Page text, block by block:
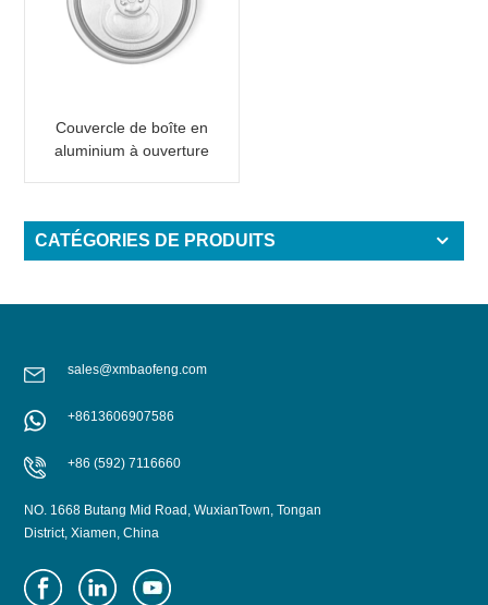
Couvercle de boîte en
aluminium à ouverture
CATÉGORIES DE PRODUITS
sales@xmbaofeng.com
+8613606907586
+86 (592) 7116660
NO. 1668 Butang Mid Road, WuxianTown, Tongan
District, Xiamen, China